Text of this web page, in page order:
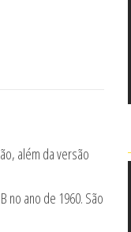
além da versão
no ano de 1960. São